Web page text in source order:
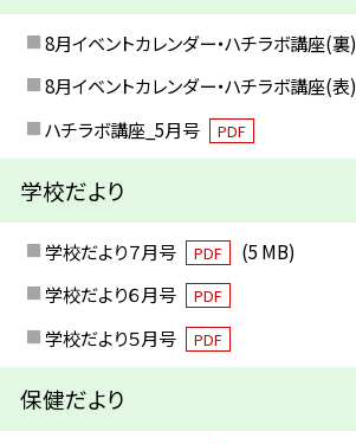
8月イベントカレンダー・ハチラボ講座(裏)
8月イベントカレンダー・ハチラボ講座(表)
ハチラボ講座_5月号
PDF
学校だより
学校だより７月号 PDF
(5 MB)
学校だより６月号
PDF
学校だより５月号 PDF
保健だより